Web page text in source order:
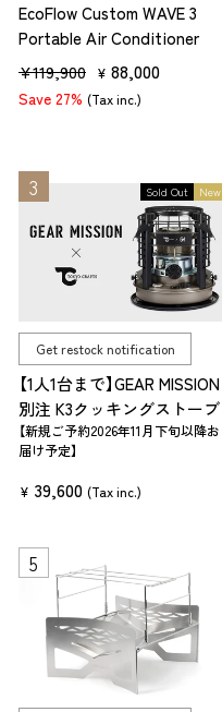
EcoFlow Custom WAVE 3
Portable Air Conditioner
R
e
l
a
c
e
¥119,900 S
a
i
e
¥ 88,000
Save 27% (Tax inc.)
New
Sold Out
Get restock notification
【1人1台まで】GEAR MISSION
別注 K3クッキングストーブ
【新規ご予約2026年11月下旬以降お
届け予定】
¥ 39,600 (Tax inc.)